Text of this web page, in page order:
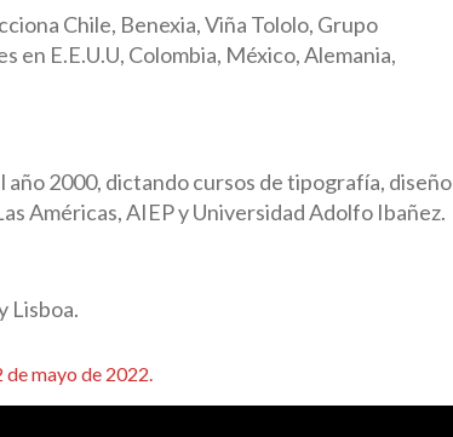
Chile, Benexia, Viña Tololo, Grupo
E.E.U.U, Colombia, México, Alemania,
2000, dictando cursos de tipografía, diseño
Américas, AIEP y Universidad Adolfo Ibañez.
Lisboa.
mayo de 2022.